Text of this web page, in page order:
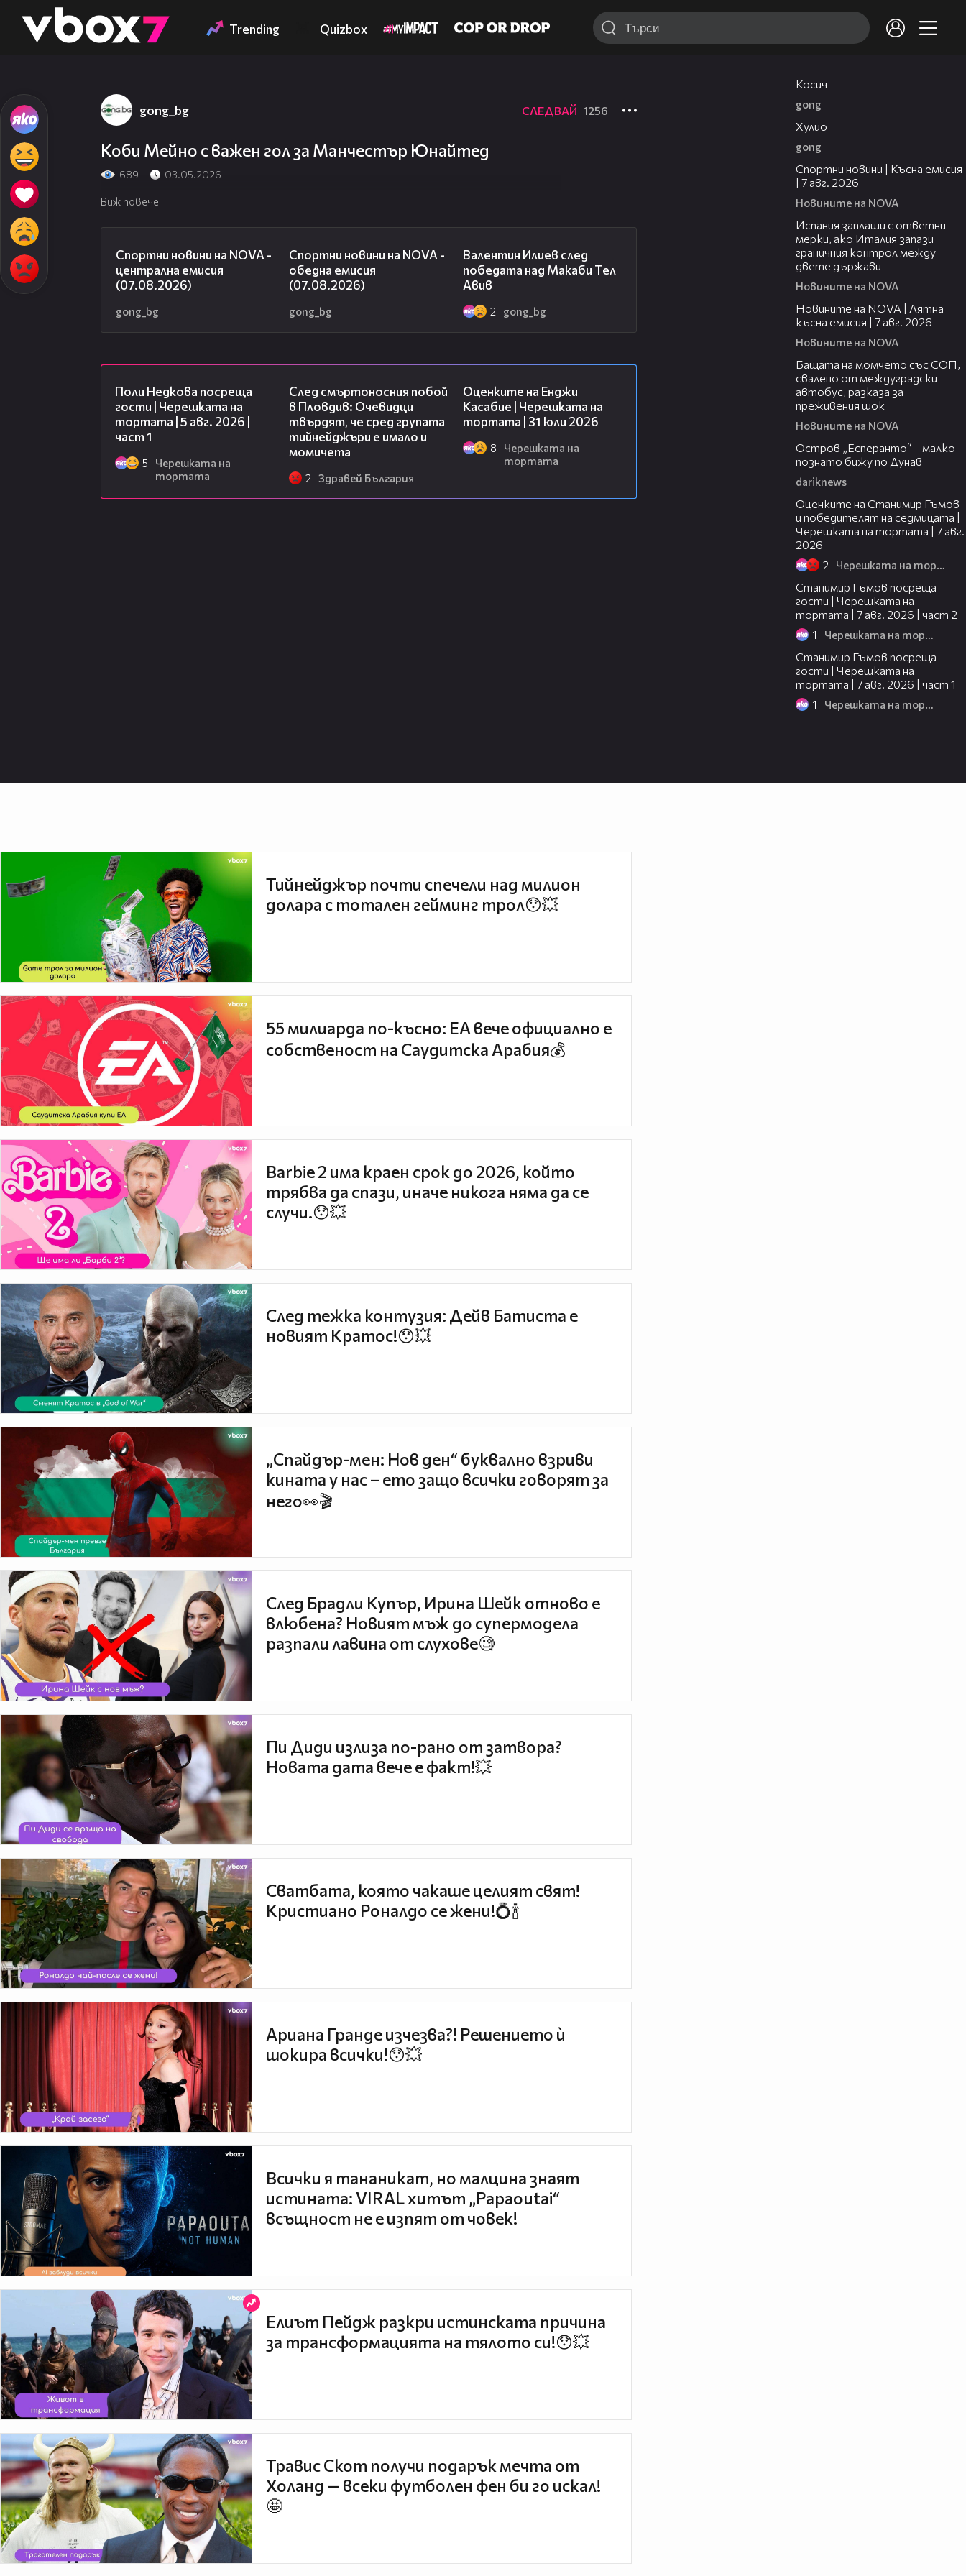
👾 Trending Quizbox
gong_bg СЛЕДВАЙ 1256
Коби Мейно с важен гол за Манчестър Юнайтед
689 03.05.2026
Виж повече
Спортни новини на NOVA -
централна емисия
(07.08.2026)
gong_bg
Спортни новини на NOVA -
обедна емисия
(07.08.2026)
gong_bg
Валентин Илиев след
победата над Макаби Тел
Авив
2 gong_bg
Поли Недкова посреща
гости | Черешката на
тортата | 5 авг. 2026 |
част 1
5
Черешката на
тортата
След смъртоносния побой
в Пловдив: Очевидци
твърдят, че сред групата
тийнейджъри е имало и
момичета
2 Здравей България
Оценките на Енджи
Касабие | Черешката на
тортата | 31 юли 2026
8
Черешката на
тортата
Косич
gong
Хулио
gong
Спортни новини | Късна емисия
| 7 авг. 2026
Новините на NOVA
Испания заплаши с ответни
мерки, ако Италия запази
граничния контрол между
двете държави
Новините на NOVA
Новините на NOVA | Лятна
късна емисия | 7 авг. 2026
Новините на NOVA
Бащата на момчето със СОП,
свалено от междуградски
автобус, разказа за
преживения шок
Новините на NOVA
Остров „Есперанто“ – малко
познато бижу по Дунав
dariknews
Оценките на Станимир Гъмов
и победителят на седмицата |
Черешката на тортата | 7 авг.
2026
2 Черешката на тортата
Станимир Гъмов посреща
гости | Черешката на
тортата | 7 авг. 2026 | част 2
1 Черешката на тортата
Станимир Гъмов посреща
гости | Черешката на
тортата | 7 авг. 2026 | част 1
1 Черешката на тортата
Тийнейджър почти спечели над милион
долара с тотален гейминг трол😯💥
55 милиарда по-късно: EA вече официално е
собственост на Саудитска Арабия💰
Barbie 2 има краен срок до 2026, който
трябва да спази, иначе никога няма да се
случи.😯💥
След тежка контузия: Дейв Батиста е
новият Кратос!😯💥
„Спайдър-мен: Нов ден“ буквално взриви
кината у нас – ето защо всички говорят за
него👀🎬
След Брадли Купър, Ирина Шейк отново е
влюбена? Новият мъж до супермодела
разпали лавина от слухове🧐
Пи Диди излиза по-рано от затвора?
Новата дата вече е факт!💥
Сватбата, която чакаше целият свят!
Кристиано Роналдо се жени!💍🍾
Ариана Гранде изчезва?! Решението ѝ
шокира всички!😯💥
Всички я тананикат, но малцина знаят
истината: VIRAL хитът „Papaoutai“
всъщност не е изпят от човек!
Елиът Пейдж разкри истинската причина
за трансформацията на тялото си!😯💥
Травис Скот получи подарък мечта от
Холанд — всеки футболен фен би го искал!
🤩